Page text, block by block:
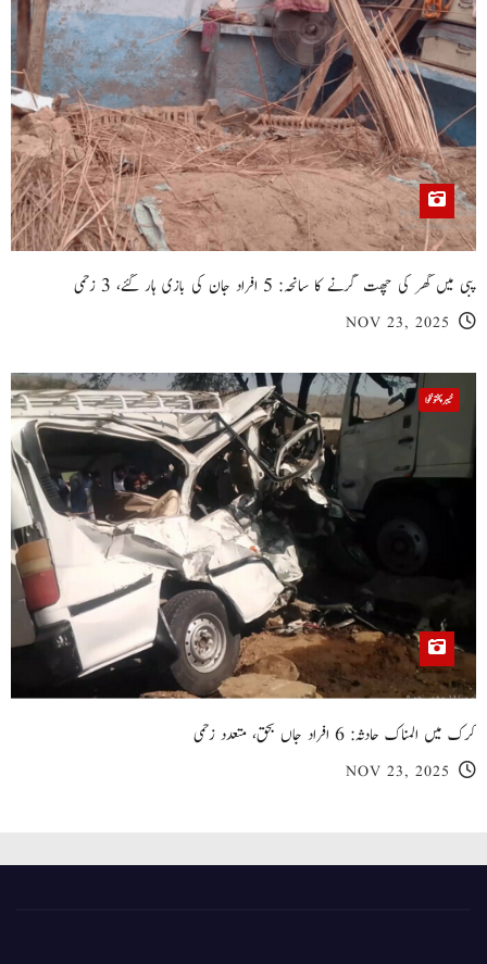
پبی میں گھر کی چھت گرنے کا سانحہ: 5 افراد جان کی بازی ہار گئے، 3 زخمی
NOV 23, 2025
خیبر پختونخوا
کرک میں المناک حادثہ: 6 افراد جاں بحق، متعدد زخمی
NOV 23, 2025